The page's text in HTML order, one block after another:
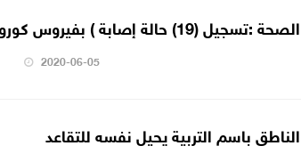
الصحة :تسجيل (19) حالة إصابة ) بفيروس كورونا ( غير محلية ) و5 حالات شفاء
2020-06-05
الناطق باسم التربية يحيل نفسه للتقاعد